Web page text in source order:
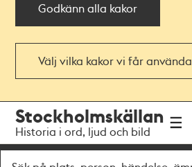
Godkänn alla kakor
Välj vilka kakor vi får använda
navigationen
huvudinnehållet
Stockholmskällan
Historia i ord, ljud och bild